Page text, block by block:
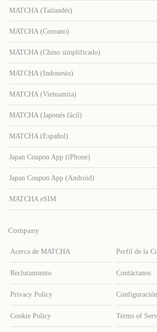
MATCHA (Tailandés)
MATCHA (Coreano)
MATCHA (Chino simplificado)
MATCHA (Indonesio)
MATCHA (Vietnamita)
MATCHA (Japonés fácil)
MATCHA (Español)
Japan Coupon App (iPhone)
Japan Coupon App (Android)
MATCHA eSIM
Company
Acerca de MATCHA Perfil de la
Reclutamiento Contáctanos
Privacy Policy
Cookie Policy Terms of